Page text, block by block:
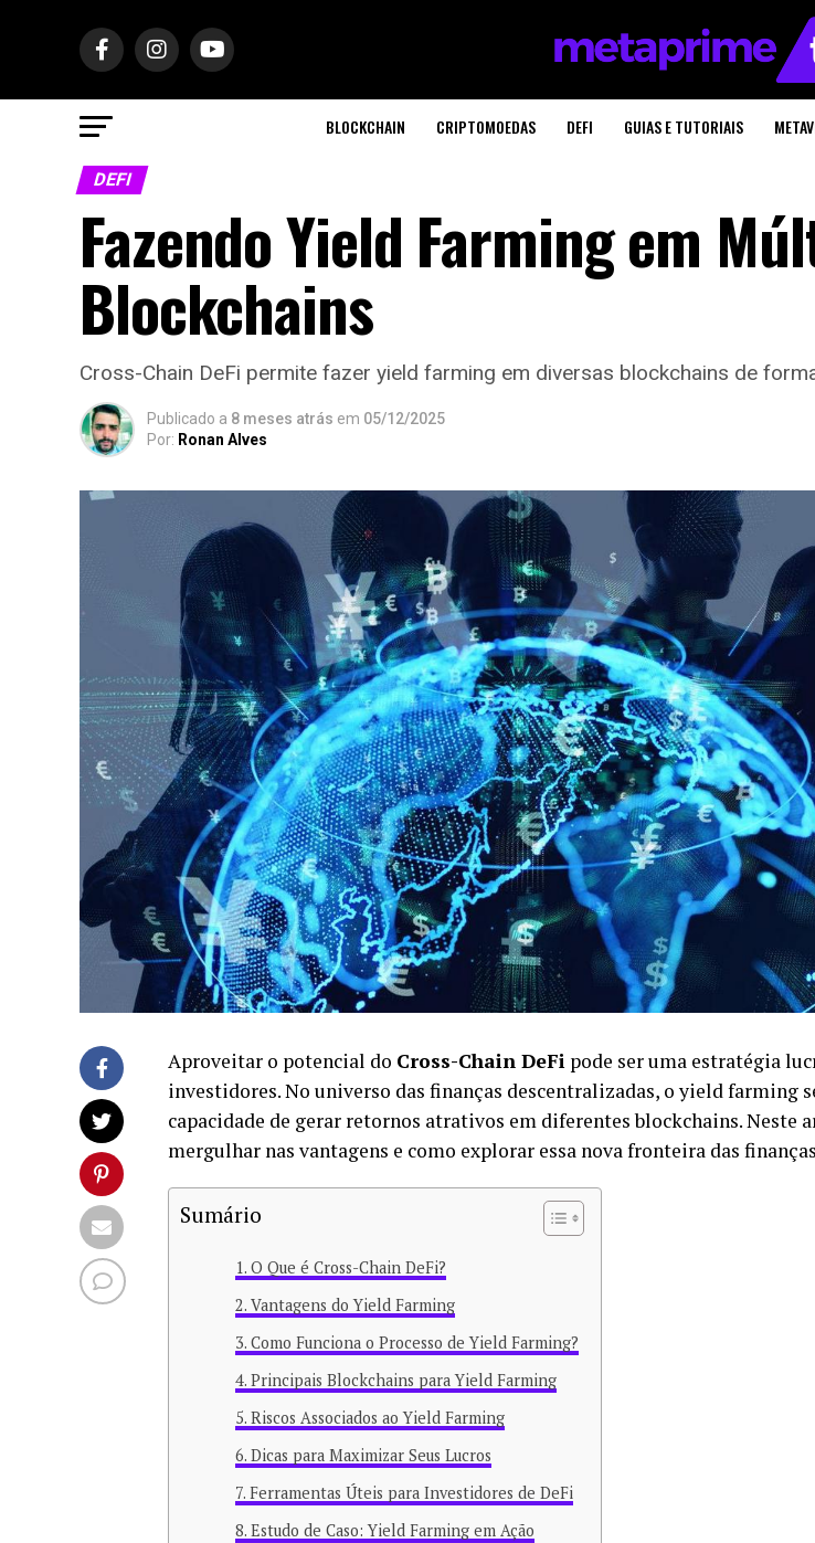
BLOCKCHAIN CRIPTOMOEDAS DEFI GUIAS E TUTORIAIS
DEFI
Fazendo Yield Farming em
Blockchains
Cross-Chain DeFi permite fazer yield farming em diversas blockchains de
Publicado a 8 meses atrás em 05/12/2025
Por: Ronan Alves
Aproveitar o potencial do Cross-Chain DeFi pode ser uma estratégia
investidores. No universo das finanças descentralizadas, o yield farming
capacidade de gerar retornos atrativos em diferentes blockchains. Neste
mergulhar nas vantagens e como explorar essa nova fronteira das
Sumário
O Que é Cross-Chain DeFi?
Vantagens do Yield Farming
Como Funciona o Processo de Yield Farming?
Principais Blockchains para Yield Farming
Riscos Associados ao Yield Farming
Dicas para Maximizar Seus Lucros
Ferramentas Úteis para Investidores de DeFi
Estudo de Caso: Yield Farming em Ação